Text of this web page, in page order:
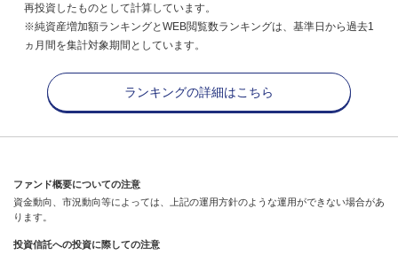
再投資したものとして計算しています。
※純資産増加額ランキングとWEB閲覧数ランキングは、基準日から過去1
ヵ月間を集計対象期間としています。
ランキングの詳細はこちら
ファンド概要についての注意
資金動向、市況動向等によっては、上記の運用方針のような運用ができない場合があ
ります。
投資信託への投資に際しての注意